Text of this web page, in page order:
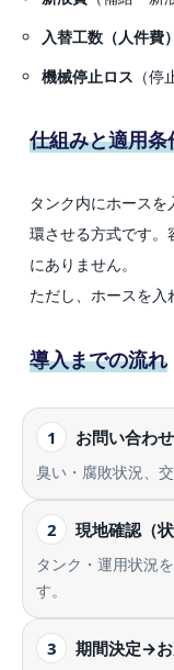
入替工数（人件費）
機械停止ロス （
仕組みと適用条
タンク内にホース
環させる方式です。
にありません。
ただし、ホースを入
導入までの流れ
1 お問い合わ
臭い・腐敗状況、
2 現地確認（状
タンク・運用状況
す。
3 期間決定→